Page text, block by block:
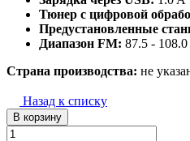
Тюнер с цифровой
Предустановленные
Диапазон FM: 87.5 -
Страна производства: не
Назад к списку
В корзину